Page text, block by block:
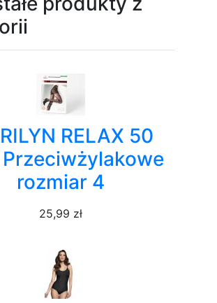
RELAX 50
Przeciwżylakowe
rozmiar 4
25,99 zł